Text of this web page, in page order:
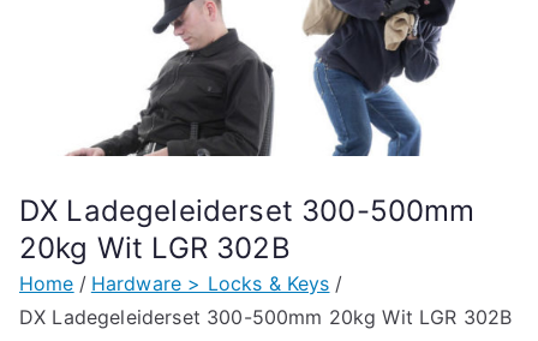
DX Ladegeleiderset 300-500mm
20kg Wit LGR 302B
Home
Hardware > Locks & Keys
DX Ladegeleiderset 300-500mm 20kg Wit LGR 302B